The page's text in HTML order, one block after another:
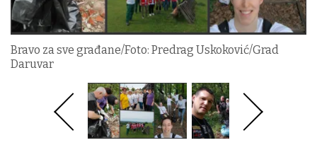
Bravo za sve građane/Foto: Predrag Uskoković/Grad
Daruvar